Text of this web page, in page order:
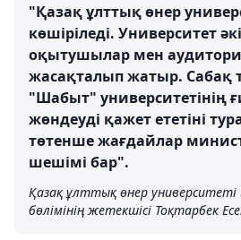
"Қазақ ұлттық өнер
көшіріледі. Университет
оқытушылар мен
жасақталып жатыр. Сабақ
"Шабыт" университетінің
жөндеуді қажет ететіні
төтенше жағдайлар
шешімі бар".
Қазақ ұлттық өнер
бөлімінің жетекшісі Тоқтарбек